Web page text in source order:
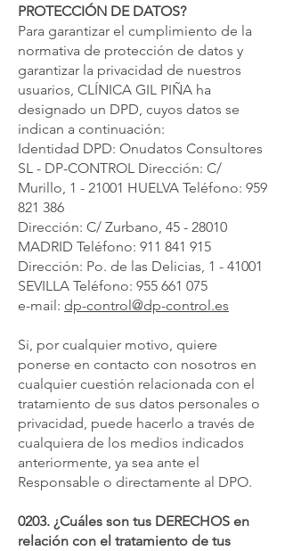
PROTECCIÓN DE DATOS?
Para garantizar el cumplimiento de la
normativa de protección de datos y
garantizar la privacidad de nuestros
usuarios, CLÍNICA GIL PIÑA ha
designado un DPD, cuyos datos se
indican a continuación:
Identidad DPD: Onudatos Consultores
SL - DP-CONTROL Dirección: C/
Murillo, 1 - 21001 HUELVA Teléfono: 959
821 386
Dirección: C/ Zurbano, 45 - 28010
MADRID Teléfono: 911 841 915
Dirección: Po. de las Delicias, 1 - 41001
SEVILLA Teléfono: 955 661 075
e-mail: dp-control@dp-control.es
Si, por cualquier motivo, quiere
ponerse en contacto con nosotros en
cualquier cuestión relacionada con el
tratamiento de sus datos personales o
privacidad, puede hacerlo a través de
cualquiera de los medios indicados
anteriormente, ya sea ante el
Responsable o directamente al DPO.
0203. ¿Cuáles son tus DERECHOS en
relación con el tratamiento de tus